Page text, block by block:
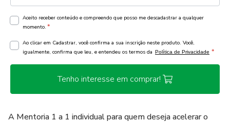
Aceito receber conteúdo e compreendo que posso me descadastrar a qualquer
momento. *
Ao clicar em Cadastrar, você confirma a sua inscrição neste produto. Você,
igualmente, confirma que leu, e entendeu os termos da Política de Privacidade *
Tenho interesse em comprar!
A Mentoria 1 a 1 individual para quem deseja acelerar o